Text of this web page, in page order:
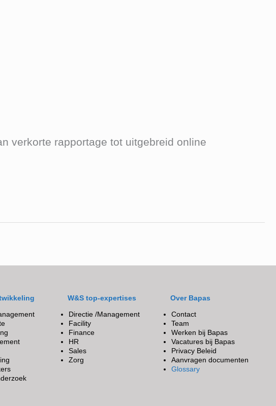
verkorte rapportage tot uitgebreid online
W&S top-expertises
Directie /Management
Facility
Finance
HR
Sales
Zorg
Over Bapas
Contact
Team
Werken bij Bapas
Vacatures bij Bapas
Privacy Beleid
Aanvragen documenten
Glossary